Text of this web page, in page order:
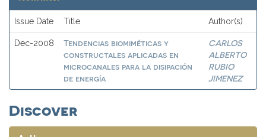
Issue Date Title Author(s)
Dec-2008
Tendencias biomiméticas y
constructales aplicadas en
microcanales para la disipación
de energía
CARLOS
ALBERTO
RUBIO
JIMENEZ
Discover